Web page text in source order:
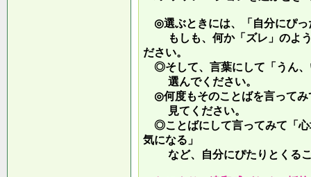
◎選ぶときには、「自分にぴっ
もしも、何か「ズレ」のよう
ださい。
◎そして、言葉にして「うん、
選んでください。
◎何度もそのことばを言ってみ
見てください。
◎ことばにして言ってみて「心
気になる」
など、自分にぴたりとくるこ